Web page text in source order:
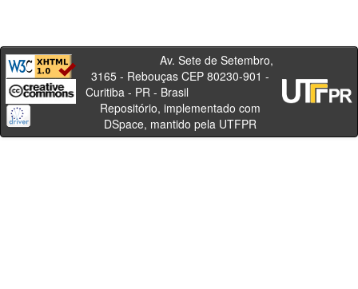
Av. Sete de Setembro,
3165 - Rebouças CEP 80230-901 -
Curitiba - PR - Brasil
Repositório, implementado com
DSpace, mantido pela UTFPR